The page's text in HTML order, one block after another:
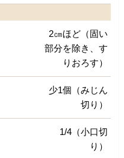
2㎝ほど（固い
部分を除き、す
りおろす）
少1個（みじん
切り）
1/4（小口切
り）